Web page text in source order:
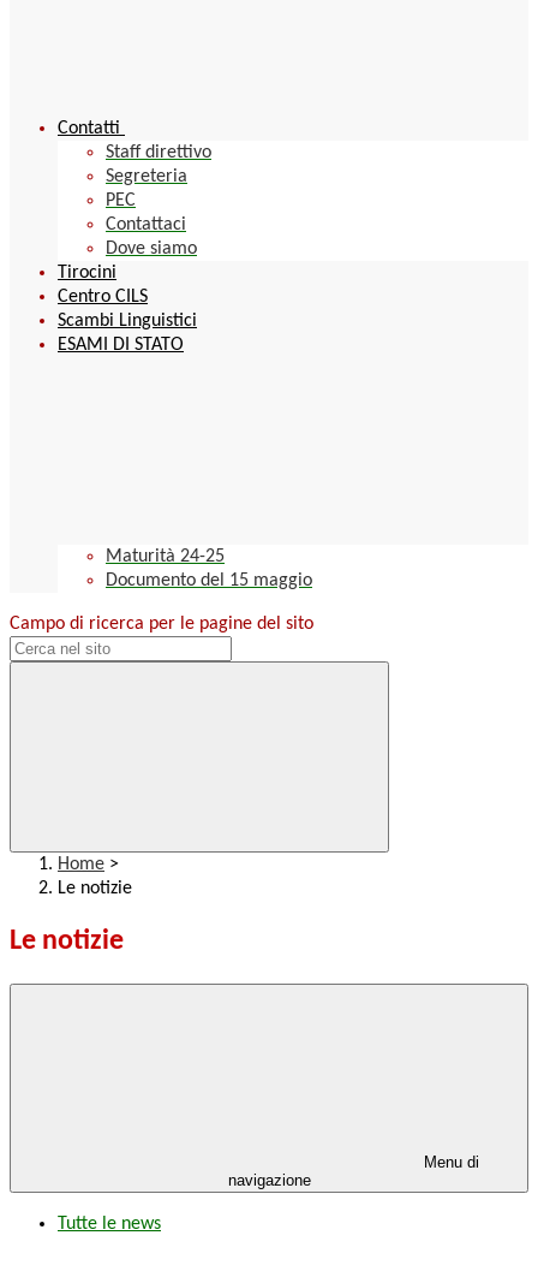
Contatti
Staff direttivo
Segreteria
PEC
Contattaci
Dove siamo
Tirocini
Centro CILS
Scambi Linguistici
ESAMI DI STATO
Maturità 24-25
Documento del 15 maggio
Campo di ricerca per le pagine del sito
Home >
Le notizie
Le notizie
Menu di
navigazione
Tutte le news